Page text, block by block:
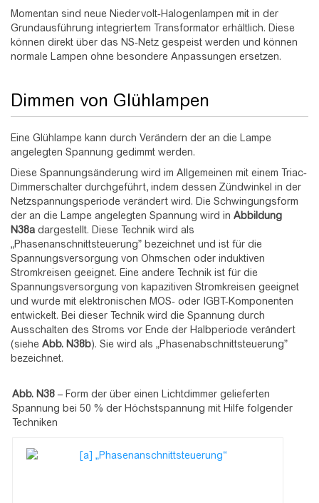
Momentan sind neue Niedervolt-Halogenlampen mit in der
Grundausführung integriertem Transformator erhältlich. Diese
können direkt über das NS-Netz gespeist werden und können
normale Lampen ohne besondere Anpassungen ersetzen.
Dimmen von Glühlampen
Eine Glühlampe kann durch Verändern der an die Lampe
angelegten Spannung gedimmt werden.
Diese Spannungsänderung wird im Allgemeinen mit einem Triac-
Dimmerschalter durchgeführt, indem dessen Zündwinkel in der
Netzspannungsperiode verändert wird. Die Schwingungsform
der an die Lampe angelegten Spannung wird in Abbildung
N38a dargestellt. Diese Technik wird als
„Phasenanschnittsteuerung” bezeichnet und ist für die
Spannungsversorgung von Ohmschen oder induktiven
Stromkreisen geeignet. Eine andere Technik ist für die
Spannungsversorgung von kapazitiven Stromkreisen geeignet
und wurde mit elektronischen MOS- oder IGBT-Komponenten
entwickelt. Bei dieser Technik wird die Spannung durch
Ausschalten des Stroms vor Ende der Halbperiode verändert
(siehe Abb. N38b). Sie wird als „Phasenabschnittsteuerung”
bezeichnet.
Abb. N38 – Form der über einen Lichtdimmer gelieferten
Spannung bei 50 % der Höchstspannung mit Hilfe folgender
Techniken